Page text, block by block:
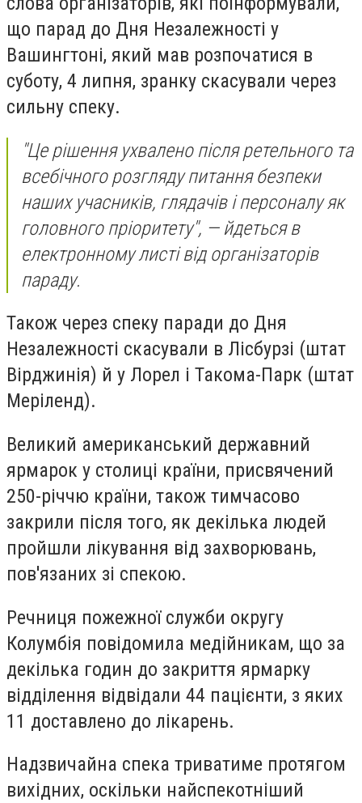
що парад до Дня Незалежності у
Вашингтоні, який мав розпочатися в
суботу, 4 липня, зранку скасували через
сильну спеку.
"Це рішення ухвалено після ретельного та
всебічного розгляду питання безпеки
наших учасників, глядачів і персоналу як
головного пріоритету", — йдеться в
електронному листі від організаторів
параду.
Також через спеку паради до Дня
Незалежності скасували в Лісбурзі (штат
Вірджинія) й у Лорел і Такома-Парк (штат
Меріленд).
Великий американський державний
ярмарок у столиці країни, присвячений
250-річчю країни, також тимчасово
закрили після того, як декілька людей
пройшли лікування від захворювань,
пов'язаних зі спекою.
Речниця пожежної служби округу
Колумбія повідомила медійникам, що за
декілька годин до закриття ярмарку
відділення відвідали 44 пацієнти, з яких
11 доставлено до лікарень.
Надзвичайна спека триватиме протягом
вихідних, оскільки найспекотніший